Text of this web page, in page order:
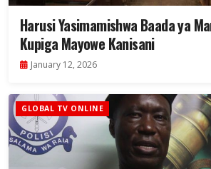
Harusi Yasimamishwa Baada ya
Kupiga Mayowe Kanisani
January 12, 2026
GLOBAL TV ONLINE